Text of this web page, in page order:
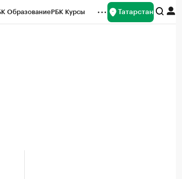
ОбразованиеРБК Курсы Татарстан